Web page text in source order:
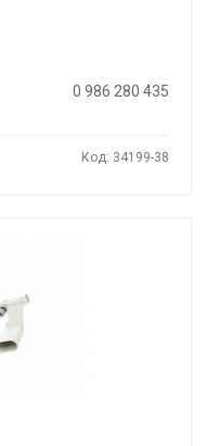
0 986 280 435
Код: 34199-38